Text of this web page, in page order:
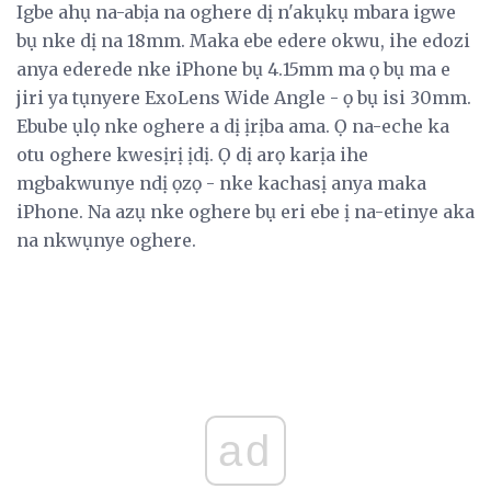
Igbe ahụ na-abịa na oghere dị n'akụkụ mbara igwe
bụ nke dị na 18mm. Maka ebe edere okwu, ihe edozi
anya ederede nke iPhone bụ 4.15mm ma ọ bụ ma e
jiri ya tụnyere ExoLens Wide Angle - ọ bụ isi 30mm.
Ebube ụlọ nke oghere a dị ịrịba ama. Ọ na-eche ka
otu oghere kwesịrị ịdị. Ọ dị arọ karịa ihe
mgbakwunye ndị ọzọ - nke kachasị anya maka
iPhone. Na azụ nke oghere bụ eri ebe ị na-etinye aka
na nkwụnye oghere.
ad